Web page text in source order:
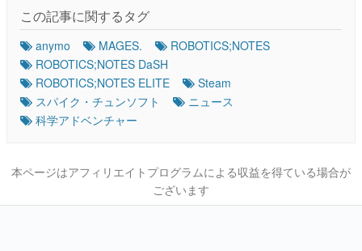
この記事に関するタグ
anymo MAGES.
ROBOTICS;NOTES
ROBOTICS;NOTES DaSH
ROBOTICS;NOTES ELITE
Steam
スパイク・チュンソフト
ニュース
科学アドベンチャー
本ページはアフィリエイトプログラムによる収益を得ている場合が
ございます